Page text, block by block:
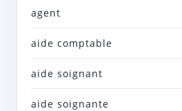
agent
aide comptable
aide soignant
aide soignante